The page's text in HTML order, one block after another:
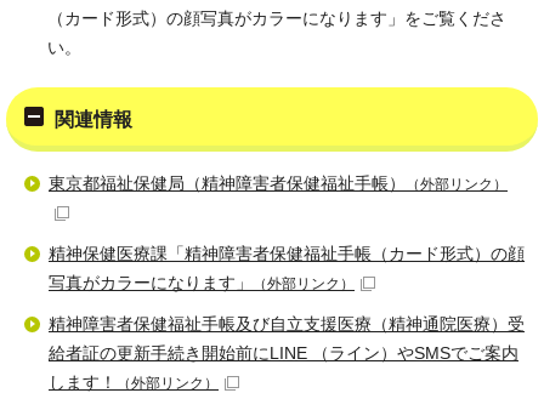
（カード形式）の顔写真がカラーになります」をご覧くださ
い。
関連情報
東京都福祉保健局（精神障害者保健福祉手帳） （外部リンク）
精神保健医療課「精神障害者保健福祉手帳（カード形式）の顔
写真がカラーになります」
（外部リンク）
精神障害者保健福祉手帳及び自立支援医療（精神通院医療）受
給者証の更新手続き開始前にLINE （ライン）やSMSでご案内
します！
（外部リンク）